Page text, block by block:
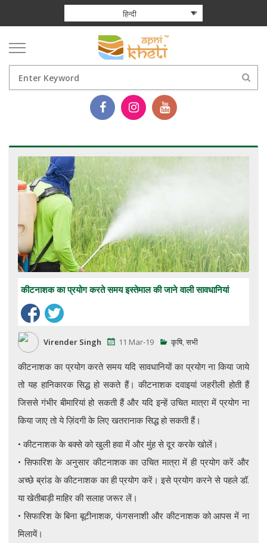
हिन्दी
कीटनाशक का प्रयोग करते समय इस्तेमाल की जाने वाली सावधानियां
Virender Singh 11 Mar-19 कृषि,सभी
कीटनाशक का प्रयोग करते समय यदि सावधानियों का प्रयोग ना किया जाये
तो यह हानिकारक सिद्ध हो सकते हैं। कीटनाशक दवाइयां जहरीली होती हैं
जिससे गंभीर बीमारियां हो सकती हैं और यदि इन्हें उचित मात्रा में प्रयोग ना
किया जाए तो ये ज़िंदगी के लिए खतरानाक सिद्ध हो सकती हैं।
• कीटनाशक के बक्से को खुली हवा में और मुंह से दूर करके खोलें।
• सिफारिश के अनुसार कीटनाशक का उचित मात्रा में ही प्रयोग करें और
अच्छे ब्रांड के कीटनाशक का ही प्रयोग करें। इसे प्रयोग करने से पहले डॉ.
या खेतीबाड़ी माहिर की सलाह जरूर लें।
• सिफारिश के बिना बूटीनाशक, फंगसनाशी और कीटनाशक को आपस में ना
मिलायें।